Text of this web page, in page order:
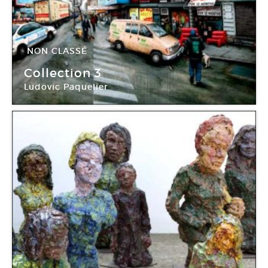
NON CLASSÉ
13 Mar -30 Mai 2010
Collection 3
Ludovic Paquelier
Fondation Salomon